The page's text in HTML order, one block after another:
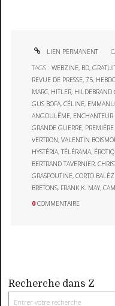
LIEN PERMANENT
TAGS :WEBZINE, BD,
REVUE DE PRESSE,75,
MARC, HITLER, HILDEBRAND
GUS BOFA,CÉLINE,
ANGOULÊME,
GRANDE GUERRE,
VERTRON,VALENTIN
HYSTÉRIA,TÉLÉRAMA,
BERTRAND TAVERNIER,
GRASPOUTINE,CORTO
BRETONS, FRANK K. MAY,
0 COMMENTAIRE
Recherche dans Z